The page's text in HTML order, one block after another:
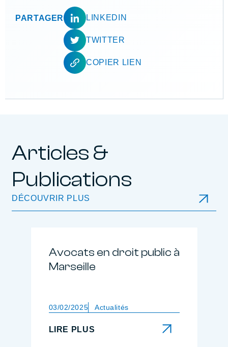
PARTAGER LINKEDIN
TWITTER
COPIER LIEN
Articles &
Publications
DÉCOUVRIR PLUS
Avocats en droit public à
Marseille
03/02/2025 Actualités
LIRE PLUS